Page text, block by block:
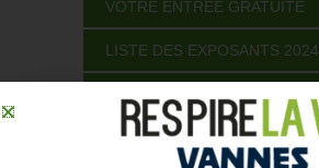
VOTRE ENTRÉE GRATUITE
LISTE DES EXPOSANTS 2024
PROGRAMME DU SALON